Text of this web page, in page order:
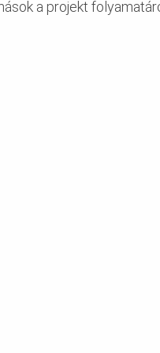
a projekt